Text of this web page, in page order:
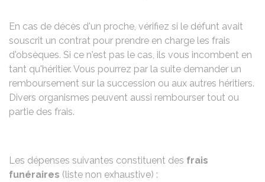
En cas de décès d'un proche, vérifiez si le défunt avait
souscrit un contrat pour prendre en charge les frais
d'obsèques. Si ce n'est pas le cas, ils vous incombent en
tant qu'héritier. Vous pourrez par la suite demander un
remboursement sur la succession ou aux autres héritiers.
Divers organismes peuvent aussi rembourser tout ou
partie des frais.
Les dépenses suivantes constituent des frais
funéraires (liste non exhaustive) :